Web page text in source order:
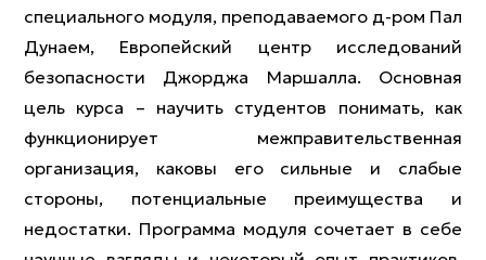
специального модуля, преподаваемого д-ром Пал
Дунаем, Европейский центр исследований
безопасности Джорджа Маршалла. Основная
цель курса – научить студентов понимать, как
функционирует межправительственная
организация, каковы его сильные и слабые
стороны, потенциальные преимущества и
недостатки. Программа модуля сочетает в себе